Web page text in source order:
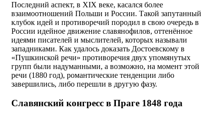
Последний аспект, в ХIХ веке, касался более
взаимоотношений Польши и России. Такой запутанный
клубок идей и противоречий породил в свою очередь в
России идейное движение славянофилов, оттенённое
идеями писателей и мыслителей, которых называли
западниками. Как удалось доказать Достоевскому в
«Пушкинской речи» противоречия двух упомянутых
групп были надуманными, а возможно, на момент этой
речи (1880 год), романтические тенденции либо
завершились, либо перешли в другую фазу.
Славянский конгресс в Праге 1848 года